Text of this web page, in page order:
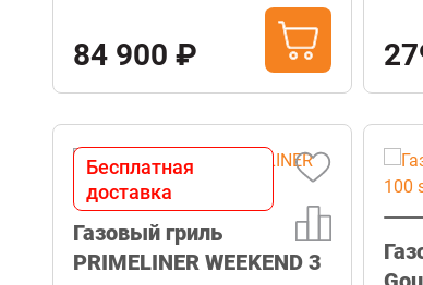
84 900 ₽
Бесплатная
доставка
Газовый гриль
PRIMELINER WEEKEND 3